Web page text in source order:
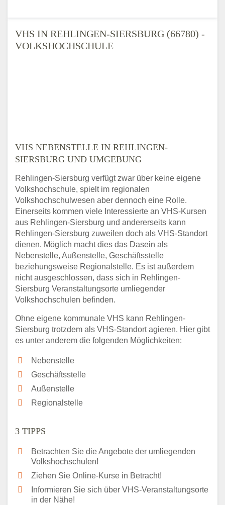
VHS IN REHLINGEN-SIERSBURG (66780) -
VOLKSHOCHSCHULE
VHS NEBENSTELLE IN REHLINGEN-
SIERSBURG UND UMGEBUNG
Rehlingen-Siersburg verfügt zwar über keine eigene
Volkshochschule, spielt im regionalen
Volkshochschulwesen aber dennoch eine Rolle.
Einerseits kommen viele Interessierte an VHS-Kursen
aus Rehlingen-Siersburg und andererseits kann
Rehlingen-Siersburg zuweilen doch als VHS-Standort
dienen. Möglich macht dies das Dasein als
Nebenstelle, Außenstelle, Geschäftsstelle
beziehungsweise Regionalstelle. Es ist außerdem
nicht ausgeschlossen, dass sich in Rehlingen-
Siersburg Veranstaltungsorte umliegender
Volkshochschulen befinden.
Ohne eigene kommunale VHS kann Rehlingen-
Siersburg trotzdem als VHS-Standort agieren. Hier gibt
es unter anderem die folgenden Möglichkeiten:
Nebenstelle
Geschäftsstelle
Außenstelle
Regionalstelle
3 TIPPS
Betrachten Sie die Angebote der umliegenden
Volkshochschulen!
Ziehen Sie Online-Kurse in Betracht!
Informieren Sie sich über VHS-Veranstaltungsorte
in der Nähe!